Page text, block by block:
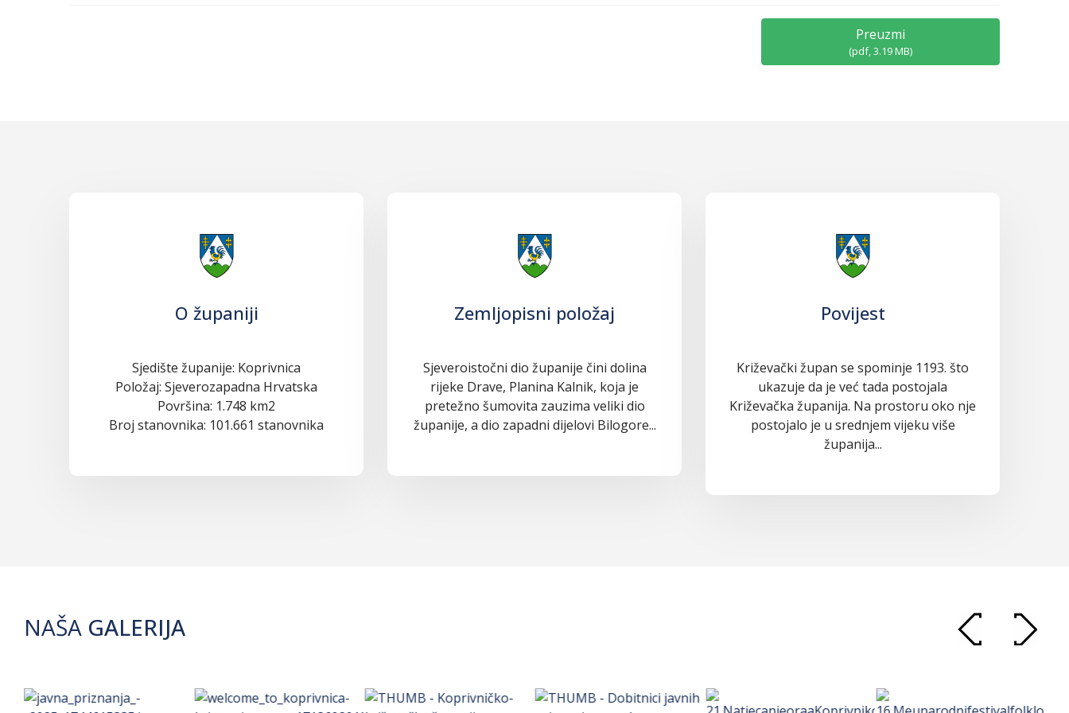
Preuzmi
(pdf,3.19 MB)
O županiji
Sjedište županije: Koprivnica
Položaj: Sjeverozapadna Hrvatska
Površina: 1.748 km2
Broj stanovnika: 101.661 stanovnika
Zemljopisni položaj
Sjeveroistočni dio županije čini dolina
rijeke Drave, Planina Kalnik, koja je
pretežno šumovita zauzima veliki dio
županije, a dio zapadni dijelovi Bilogore...
Povijest
Križevački župan se spominje 1193. što
ukazuje da je već tada postojala
Križevačka županija. Na prostoru oko nje
postojalo je u srednjem vijeku više
županija...
NAŠA GALERIJA